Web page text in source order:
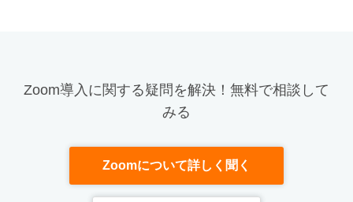
Zoom導入に関する疑問を解決！無料で相談して
みる
Zoomについて詳しく聞く